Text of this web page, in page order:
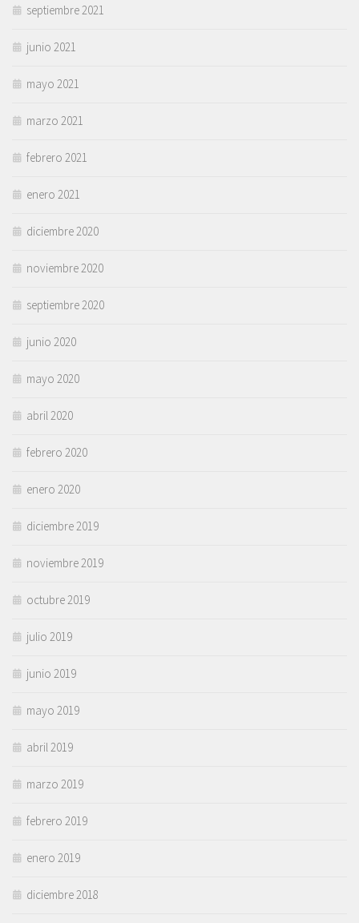
septiembre 2021
junio 2021
mayo 2021
marzo 2021
febrero 2021
enero 2021
diciembre 2020
noviembre 2020
septiembre 2020
junio 2020
mayo 2020
abril 2020
febrero 2020
enero 2020
diciembre 2019
noviembre 2019
octubre 2019
julio 2019
junio 2019
mayo 2019
abril 2019
marzo 2019
febrero 2019
enero 2019
diciembre 2018